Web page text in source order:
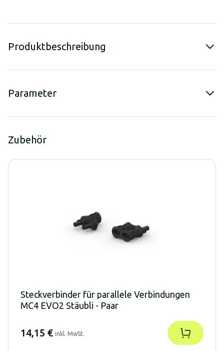
Produktbeschreibung
Parameter
Zubehör
Steckverbinder für parallele Verbindungen
MC4 EVO2 Stäubli - Paar
14,15 € inkl. MwSt.